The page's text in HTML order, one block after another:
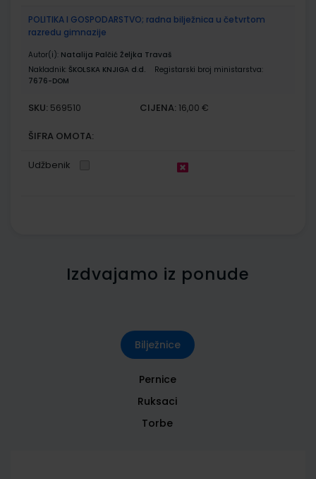
POLITIKA I GOSPODARSTVO; radna bilježnica u četvrtom
razredu gimnazije
Autor(i): Natalija Palčić Željka Travaš
Nakladnik: ŠKOLSKA KNJIGA d.d.
Registarski broj ministarstva:
7676-DOM
SKU: 569510 CIJENA: 16,00 €
ŠIFRA OMOTA:
Udžbenik
Izdvajamo iz ponude
Bilježnice
Pernice
Ruksaci
Torbe